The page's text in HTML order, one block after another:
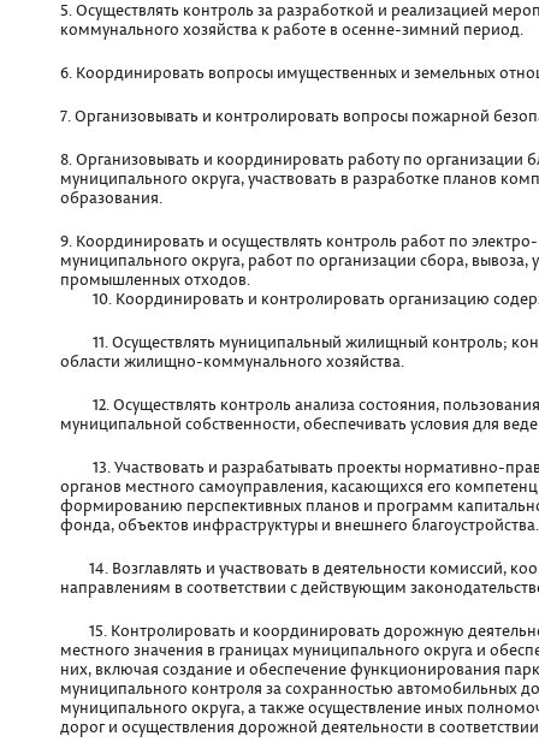
5. Осуществлять контроль за разработкой и реализацией
коммунального хозяйства к работе в осенне-зимний период.
6. Координировать вопросы имущественных и земельных
7. Организовывать и контролировать вопросы пожарной
8. Организовывать и координировать работу по организации
муниципального округа, участвовать в разработке планов
образования.
9. Координировать и осуществлять контроль работ по
муниципального округа, работ по организации сбора,
промышленных отходов.
10. Координировать и контролировать организацию
11. Осуществлять муниципальный жилищный контроль;
области жилищно-коммунального хозяйства.
12. Осуществлять контроль анализа состояния,
муниципальной собственности, обеспечивать условия для
13. Участвовать и разрабатывать проекты нормативно-
органов местного самоуправления, касающихся его
формированию перспективных планов и программ
фонда, объектов инфраструктуры и внешнего благоустройства.
14. Возглавлять и участвовать в деятельности комиссий,
направлениям в соответствии с действующим
15. Контролировать и координировать дорожную
местного значения в границах муниципального округа и
них, включая создание и обеспечение функционирования
муниципального контроля за сохранностью автомобильных
муниципального округа, а также осуществление иных
дорог и осуществления дорожной деятельности в